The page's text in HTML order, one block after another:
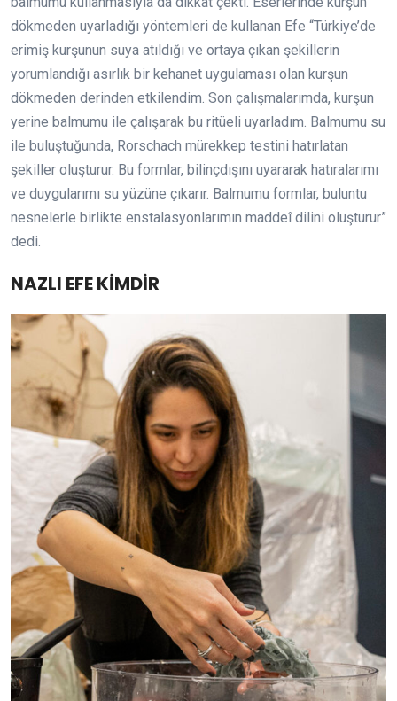
dökmeden uyarladığı yöntemleri de kullanan Efe “Türkiye’de
erimiş kurşunun suya atıldığı ve ortaya çıkan şekillerin
yorumlandığı asırlık bir kehanet uygulaması olan kurşun
dökmeden derinden etkilendim. Son çalışmalarımda, kurşun
yerine balmumu ile çalışarak bu ritüeli uyarladım. Balmumu su
ile buluştuğunda, Rorschach mürekkep testini hatırlatan
şekiller oluşturur. Bu formlar, bilinçdışını uyararak hatıralarımı
ve duygularımı su yüzüne çıkarır. Balmumu formlar, buluntu
nesnelerle birlikte enstalasyonlarımın maddeî dilini oluşturur”
dedi.
NAZLI EFE KİMDİR